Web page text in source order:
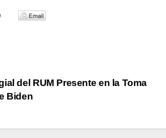
del RUM Presente en la Toma
Biden